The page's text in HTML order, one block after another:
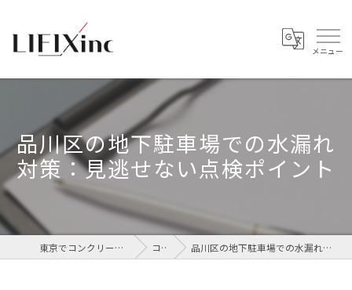
品川区の地下駐車場での水漏れ
対策：見逃せない点検ポイント
東京でコンクリートなら株式会社LIFIX コラム 品川区の地下駐車場での水漏れ対策：見逃せない点検ポイント